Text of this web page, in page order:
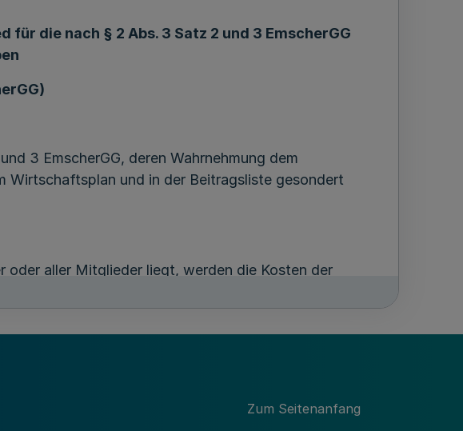
die nach § 2 Abs. 3 Satz 2 und 3 EmscherGG
3 EmscherGG, deren Wahrnehmung dem
Wirtschaftsplan und in der Beitragsliste gesondert
oder aller Mitglieder liegt, werden die Kosten der
erstattet oder nacherhoben, gelten die um die
Zum Seitenanfang